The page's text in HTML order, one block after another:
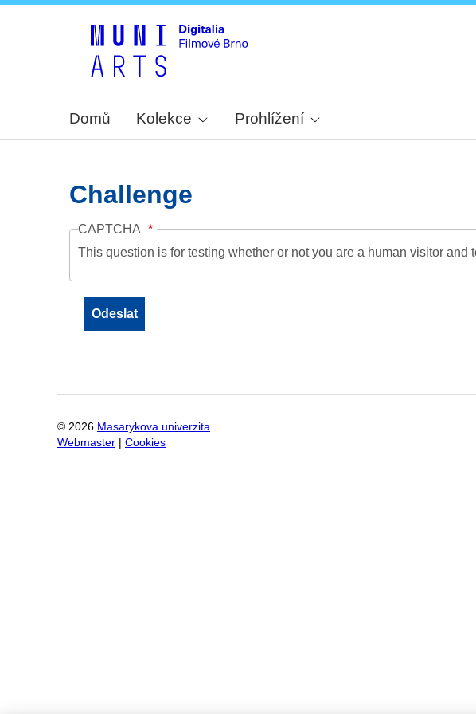
Domů Kolekce Prohlížení
Challenge
CAPTCHA
This question is for testing whether or not you are a human visitor and
© 2026 Masarykova univerzita
Webmaster
Cookies